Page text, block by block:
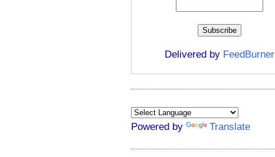
Delivered by FeedBurner
Powered by Translate